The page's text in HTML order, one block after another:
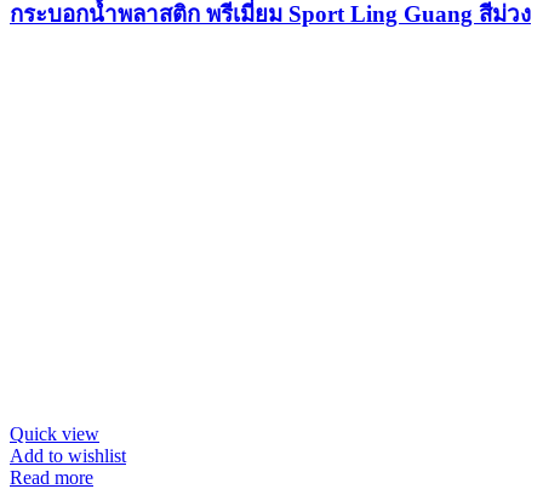
กระบอกน้ำพลาสติก พรีเมี่ยม Sport Ling Guang สีม่วง
Quick view
Add to wishlist
Read more